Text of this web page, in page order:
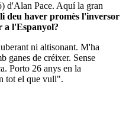
d'Alan Pace. Aquí la gran
deu haver promès l'inversor
a l'Espanyol?
ni altisonant. M'ha
ganes de créixer. Sense
Porto 26 anys en la
tot el que vull".